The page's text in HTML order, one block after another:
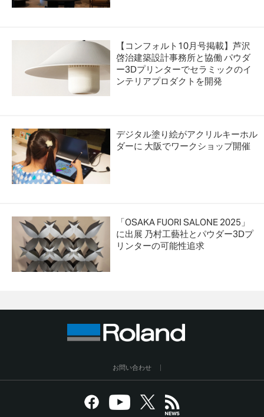
【コンフォルト10月号掲載】芦沢
啓治建築設計事務所と協働 パウダ
ー3Dプリンターでセラミックのイ
ンテリアプロダクトを開発
デジタル塗り絵がアクリルキーホル
ダーに 大阪でワークショップ開催
「OSAKA FUORI SALONE 2025」
に出展 乃村工藝社とパウダー3Dプ
リンターの可能性追求
お問い合わせ